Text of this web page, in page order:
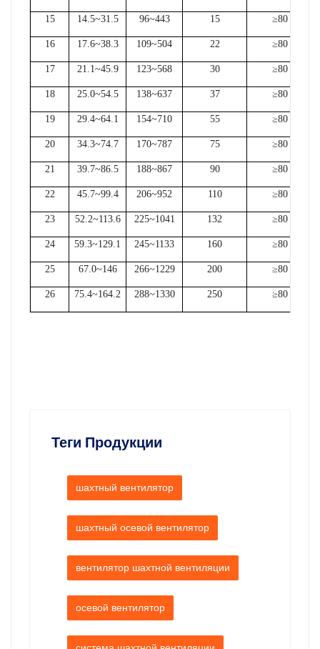
15 14.5~31.5 96~443 15 ≥80
16 17.6~38.3 109~504 22 ≥80
17 21.1~45.9 123~568 30 ≥80
18 25.0~54.5 138~637 37 ≥80
19 29.4~64.1 154~710 55 ≥80
20 34.3~74.7 170~787 75 ≥80
21 39.7~86.5 188~867 90 ≥80
22 45.7~99.4 206~952 110 ≥80
23 52.2~113.6 225~1041 132 ≥80
24 59.3~129.1 245~1133 160 ≥80
25 67.0~146 266~1229 200 ≥80
26 75.4~164.2 288~1330 250 ≥80
Теги Продукции
шахтный вентилятор
шахтный осевой вентилятор
вентилятор шахтной вентиляции
осевой вентилятор